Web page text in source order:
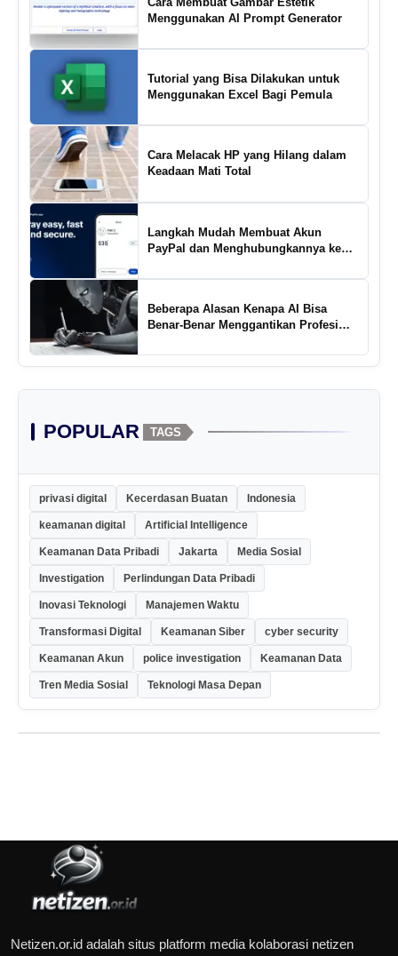
Menggunakan AI Prompt Generator
Tutorial yang Bisa Dilakukan untuk
Menggunakan Excel Bagi Pemula
Cara Melacak HP yang Hilang dalam
Keadaan Mati Total
Langkah Mudah Membuat Akun
PayPal dan Menghubungkannya ke
Beberapa Alasan Kenapa AI Bisa
Benar-Benar Menggantikan Profesi
POPULAR TAGS
privasi digital Kecerdasan Buatan Indonesia
keamanan digital Artificial Intelligence
Keamanan Data Pribadi Jakarta Media Sosial
Investigation Perlindungan Data Pribadi
Inovasi Teknologi Manajemen Waktu
Transformasi Digital Keamanan Siber cyber security
Keamanan Akun police investigation Keamanan Data
Tren Media Sosial Teknologi Masa Depan
Netizen.or.id adalah situs platform media kolaborasi netizen